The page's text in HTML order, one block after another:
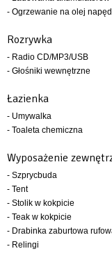
- Ogrzewanie na olej
Rozrywka
- Radio CD/MP3/USB
- Głośniki wewnętrzne
Łazienka
- Umywalka
- Toaleta chemiczna
Wyposażenie
- Szprycbuda
- Tent
- Stolik w kokpicie
- Teak w kokpicie
- Drabinka zaburtowa
- Relingi